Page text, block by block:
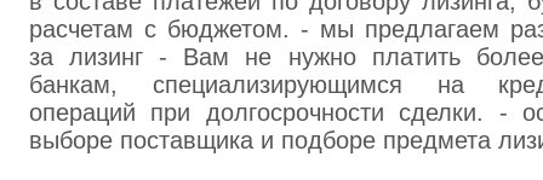
расчетам с бюджетом. - мы предлагаем
за лизинг - Вам не нужно платить
банкам, специализирующимся на
операций при долгосрочности сделки. -
выборе поставщика и подборе предмета